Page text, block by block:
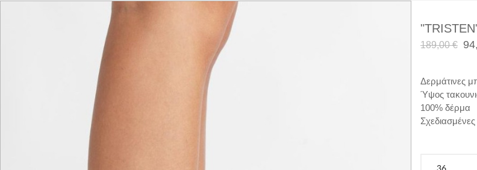
189,00 €
Δερμάτινες
Ύψος
100% δέρμα